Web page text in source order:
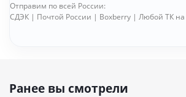
Отправим по всей России:
СДЭК | Почтой России | Boxberry | Любой ТК
Ранее вы смотрели